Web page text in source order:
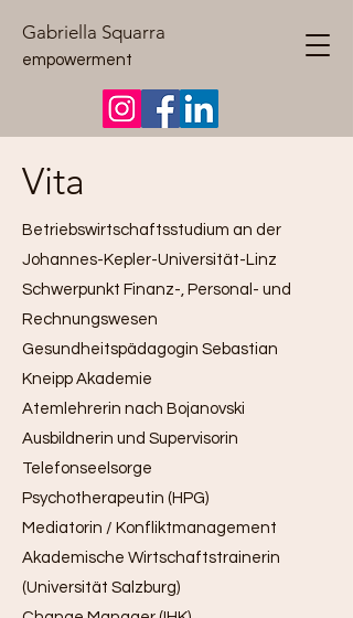
Gabriella Squarra
empowerment
Vita
Betriebswirtschaftsstudium an der
Johannes-Kepler-Universität-Linz
Schwerpunkt Finanz-, Personal- und
Rechnungswesen
Gesundheitspädagogin Sebastian
Kneipp Akademie
Atemlehrerin nach Bojanovski
Ausbildnerin und Supervisorin
Telefonseelsorge
Psychotherapeutin (HPG)
Mediatorin / Konfliktmanagement
Akademische Wirtschaftstrainerin
(Universität Salzburg)